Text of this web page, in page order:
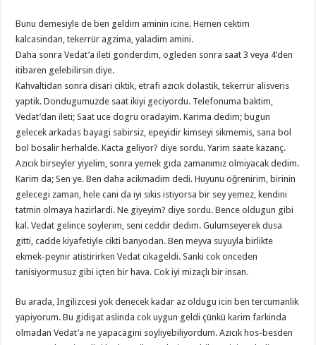
Bunu demesiyle de ben geldim aminin icine. Hemen cektim
kalcasindan, tekerrür agzima, yaladim amini.
Daha sonra Vedat’a ileti gonderdim, ogleden sonra saat 3 veya 4’den
itibaren gelebilirsin diye.
Kahvaltidan sonra disari ciktik, etrafi azıcık dolastik, tekerrür alisveris
yaptik. Dondugumuzde saat ikiyi geciyordu. Telefonuma baktim,
Vedat’dan ileti; Saat uce dogru oradayim. Karima dedim; bugun
gelecek arkadas bayagi sabirsiz, epeyidir kimseyi sikmemis, sana bol
bol bosalir herhalde. Kacta geliyor? diye sordu. Yarim saate kazanç.
Azıcık birseyler yiyelim, sonra yemek gıda zamanımız olmiyacak dedim.
Karim da; Sen ye. Ben daha acikmadim dedi. Huyunu öğrenirim, birinin
gelecegi zaman, hele cani da iyi sikis istiyorsa bir sey yemez, kendini
tatmin olmaya hazirlardi. Ne giyeyim? diye sordu. Bence oldugun gibi
kal. Vedat gelince soylerim, seni ceddir dedim. Gulumseyerek dusa
gitti, cadde kiyafetiyle cikti banyodan. Ben meyva suyuyla birlikte
ekmek-peynir atistirirken Vedat cikageldi. Sanki cok onceden
tanisiyormusuz gibi içten bir hava. Cok iyi mizaçlı bir insan.
Bu arada, Ingilizcesi yok denecek kadar az oldugu icin ben tercumanlik
yapiyorum. Bu gidişat aslinda cok uygun geldi çünkü karim farkinda
olmadan Vedat’a ne yapacagini soyliyebiliyordum. Azıcık hos-besden